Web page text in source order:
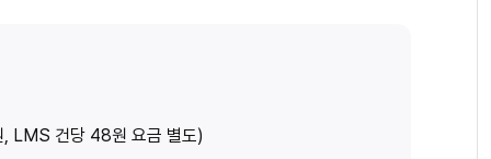
, LMS 건당 48원 요금 별도)